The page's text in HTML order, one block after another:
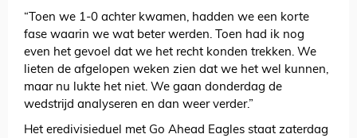
“Toen we 1-0 achter kwamen, hadden we een korte
fase waarin we wat beter werden. Toen had ik nog
even het gevoel dat we het recht konden trekken. We
lieten de afgelopen weken zien dat we het wel kunnen,
maar nu lukte het niet. We gaan donderdag de
wedstrijd analyseren en dan weer verder.”
Het eredivisieduel met Go Ahead Eagles staat zaterdag